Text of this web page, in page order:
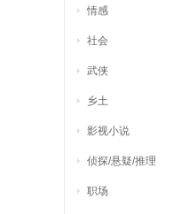
情感
社会
武侠
乡土
影视小说
侦探/悬疑/推理
职场